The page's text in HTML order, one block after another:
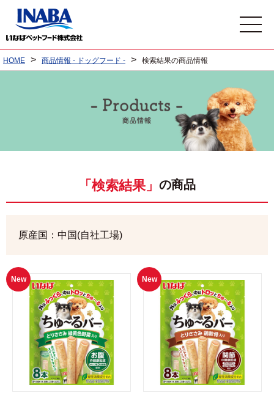
HOME > 商品情報 - ドッグフード - > 検索結果の商品情報
「検索結果」 の商品
原産国：中国(自社工場)
New New